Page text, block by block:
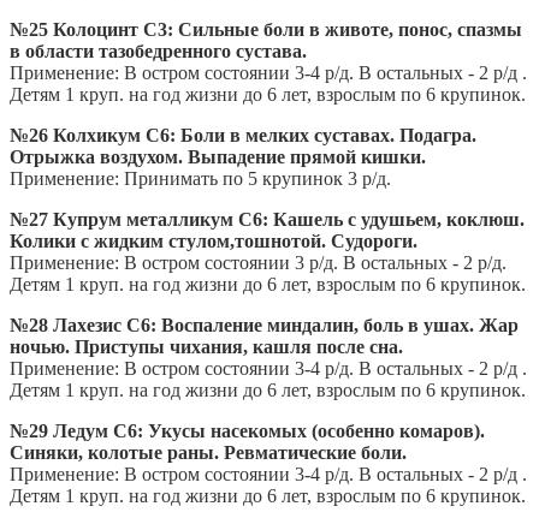
№25 Колоцинт С3: Сильные боли в животе, понос, спазмы
в области тазобедренного сустава.
Применение: В остром состоянии 3-4 р/д. В остальных - 2 р/д .
Детям 1 круп. на год жизни до 6 лет, взрослым по 6 крупинок.
№26 Колхикум С6: Боли в мелких суставах. Подагра.
Отрыжка воздухом. Выпадение прямой кишки.
Применение: Принимать по 5 крупинок 3 р/д.
№27 Купрум металликум С6: Кашель с удушьем, коклюш.
Колики с жидким стулом,тошнотой. Судороги.
Применение: В остром состоянии 3 р/д. В остальных - 2 р/д.
Детям 1 круп. на год жизни до 6 лет, взрослым по 6 крупинок.
№28 Лахезис С6: Воспаление миндалин, боль в ушах. Жар
ночью. Приступы чихания, кашля после сна.
Применение: В остром состоянии 3-4 р/д. В остальных - 2 р/д .
Детям 1 круп. на год жизни до 6 лет, взрослым по 6 крупинок.
№29 Ледум С6: Укусы насекомых (особенно комаров).
Синяки, колотые раны. Ревматические боли.
Применение: В остром состоянии 3-4 р/д. В остальных - 2 р/д .
Детям 1 круп. на год жизни до 6 лет, взрослым по 6 крупинок.